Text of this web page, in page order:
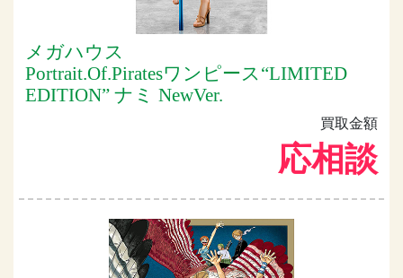
メガハウス
Portrait.Of.Piratesワンピース“LIMITED
EDITION” ナミ NewVer.
買取金額
応相談